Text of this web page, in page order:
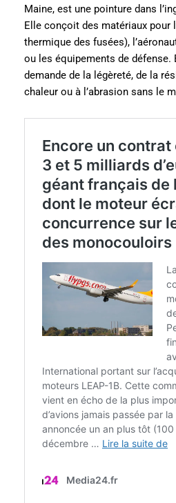
Maine, est une pointure dans
Elle conçoit des matériaux pour
thermique des fusées),
ou les équipements de défense.
demande de la légèreté, de la
chaleur ou à l’abrasion sans le